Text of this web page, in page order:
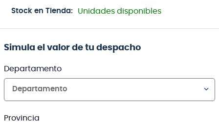
Stock en Tienda: Unidades disponibles
Simula el valor de tu despacho
Departamento
Departamento
Provincia